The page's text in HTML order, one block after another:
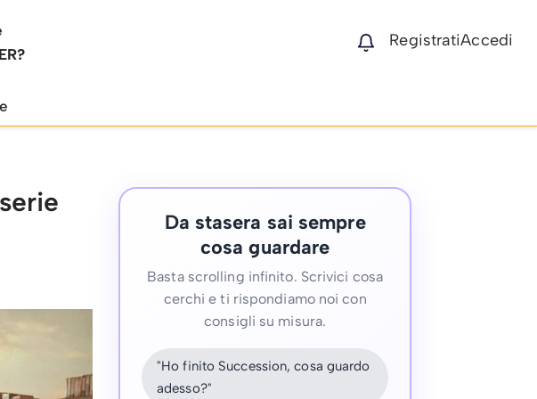
RegistratiAccedi
Da stasera sai sempre
cosa guardare
Basta scrolling infinito. Scrivici cosa
cerchi e ti rispondiamo noi con
consigli su misura.
"Ho finito Succession, cosa guardo
adesso?"